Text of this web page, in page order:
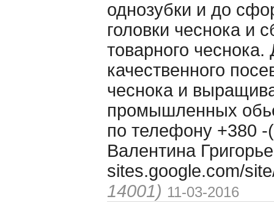
однозубки и до
головки чеснока и
товарного чеснока.
качественного
чеснока и
промышленных
по телефону +380
Валентина
sites.google.com/
14001) 11-03-2016